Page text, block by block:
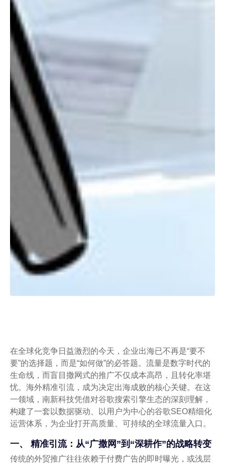
在全球化竞争日益激烈的今天，企业出海已不再是“要不
要”的选择题，而是“如何做”的必答题。流量是数字时代的
生命线，而盲目撒网式的推广不仅成本高昂，且转化率堪
忧。海外精准引流，成为决定出海成败的核心关键。在这
一领域，南新科技凭借对谷歌搜索引擎生态的深刻理解，
构建了一套以数据驱动、以用户为中心的谷歌SEO精细化
运营体系，为企业打开高质量、可持续的全球流量入口。
一、 精准引流：从“广撒网”到“深耕作”的战略转变
传统的外贸推广往往依赖于付费广告的即时曝光，或浅层